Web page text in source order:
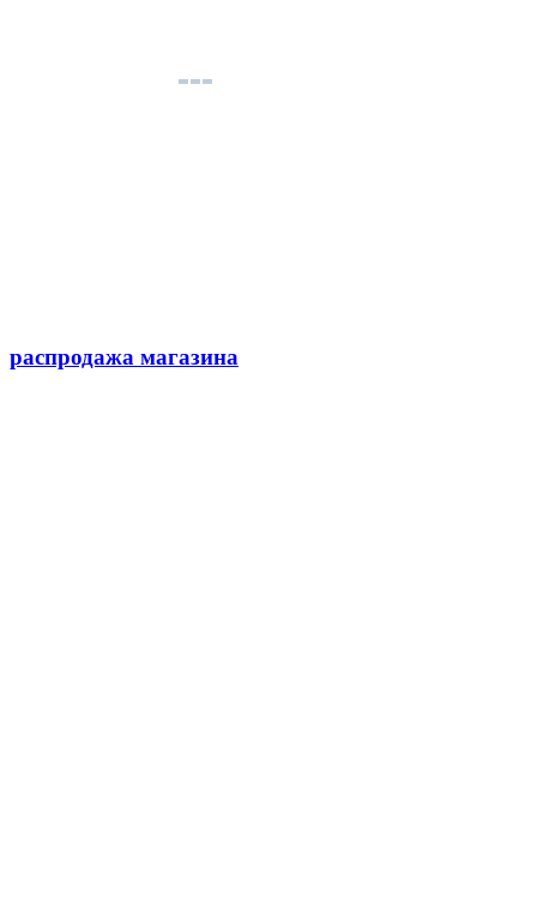
распродажа магазина